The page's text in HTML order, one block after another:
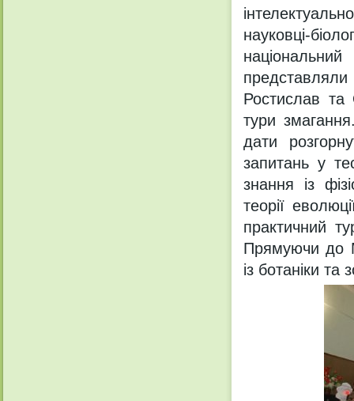
науковці-
представляли
Ростислав та
тури
дати
запитань у
знання із
теорії
практичний
Прямуючи до
із ботаніки та